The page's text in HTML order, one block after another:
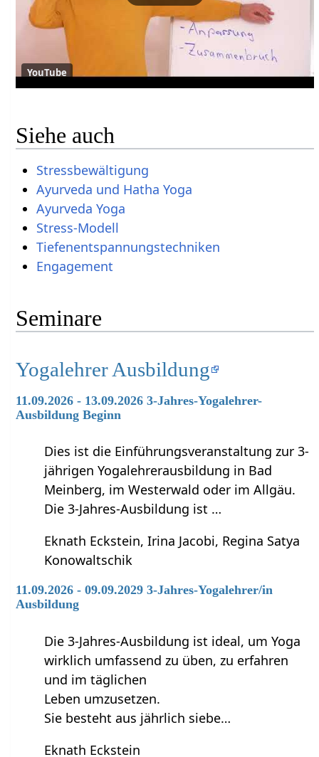
YouTube
Siehe auch
Stressbewältigung
Ayurveda und Hatha Yoga
Ayurveda Yoga
Stress-Modell
Tiefenentspannungstechniken
Engagement
Seminare
Yogalehrer Ausbildung
11.09.2026 - 13.09.2026 3-Jahres-Yogalehrer-
Ausbildung Beginn
Dies ist die Einführungsveranstaltung zur 3-
jährigen Yogalehrerausbildung in Bad
Meinberg, im Westerwald oder im Allgäu.
Die 3-Jahres-Ausbildung ist …
Eknath Eckstein, Irina Jacobi, Regina Satya
Konowaltschik
11.09.2026 - 09.09.2029 3-Jahres-Yogalehrer/in
Ausbildung
Die 3-Jahres-Ausbildung ist ideal, um Yoga
wirklich umfassend zu üben, zu erfahren
und im täglichen
Leben umzusetzen.
Sie besteht aus jährlich siebe…
Eknath Eckstein